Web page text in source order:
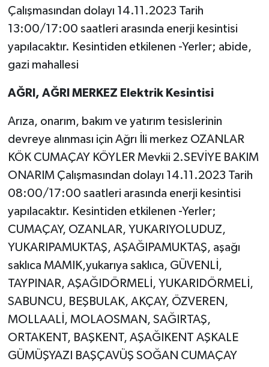
Çalışmasından dolayı 14.11.2023 Tarih
13:00/17:00 saatleri arasında enerji kesintisi
yapılacaktır. Kesintiden etkilenen -Yerler; abide,
gazi mahallesi
AĞRI, AĞRI MERKEZ Elektrik Kesintisi
Arıza, onarım, bakım ve yatırım tesislerinin
devreye alınması için Ağrı İli merkez OZANLAR
KÖK CUMAÇAY KÖYLER Mevkii 2.SEVİYE BAKIM
ONARIM Çalışmasından dolayı 14.11.2023 Tarih
08:00/17:00 saatleri arasında enerji kesintisi
yapılacaktır. Kesintiden etkilenen -Yerler;
CUMAÇAY, OZANLAR, YUKARIYOLUDUZ,
YUKARIPAMUKTAŞ, AŞAĞIPAMUKTAŞ, aşağı
saklıca MAMIK,yukarıya saklıca, GÜVENLİ,
TAYPINAR, AŞAĞIDÖRMELİ, YUKARIDÖRMELİ,
SABUNCU, BEŞBULAK, AKÇAY, ÖZVEREN,
MOLLAALİ, MOLAOSMAN, SAĞIRTAŞ,
ORTAKENT, BAŞKENT, AŞAĞIKENT AŞKALE
GÜMÜŞYAZI BAŞÇAVÜŞ SOĞAN CUMAÇAY